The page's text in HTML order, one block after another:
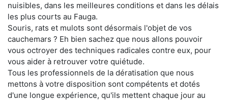
nuisibles, dans les meilleures conditions et dans les délais
les plus courts au Fauga.
Souris, rats et mulots sont désormais l'objet de vos
cauchemars ? Eh bien sachez que nous allons pouvoir
vous octroyer des techniques radicales contre eux, pour
vous aider à retrouver votre quiétude.
Tous les professionnels de la dératisation que nous
mettons à votre disposition sont compétents et dotés
d'une longue expérience, qu'ils mettent chaque jour au